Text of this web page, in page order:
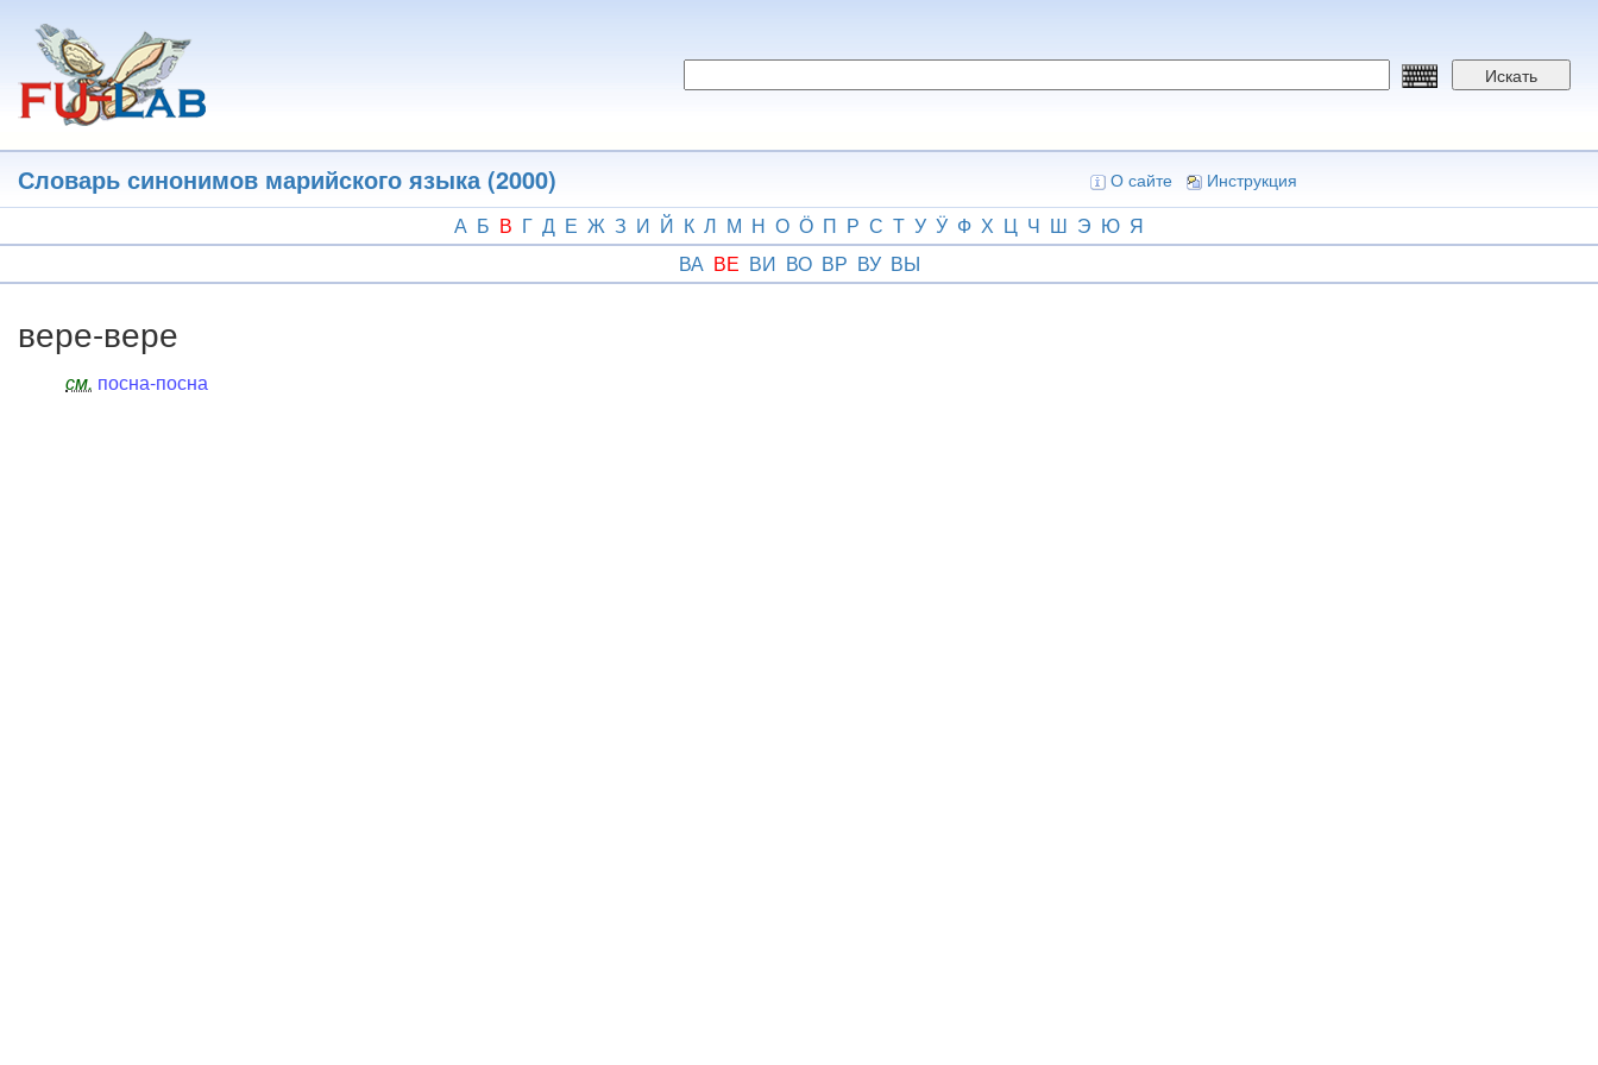
основному
содержанию
Искать
Словарь синонимов марийского языка (2000) О сайте Инструкция
А Б В Г Д Е Ж З И Й К Л М Н О Ӧ П Р С Т У Ӱ Ф Х Ц Ч Ш Э Ю Я
ВА ВЕ ВИ ВО ВР ВУ ВЫ
вере-вере
см. посна-посна